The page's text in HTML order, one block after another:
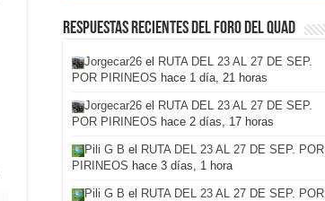
Respuestas recientes del foro del Quad
Jorgecar26 el RUTA DEL 23 AL 27 DE SEP.
POR PIRINEOS hace 1 día, 21 horas
Jorgecar26 el RUTA DEL 23 AL 27 DE SEP.
POR PIRINEOS hace 2 días, 17 horas
Pili G B el RUTA DEL 23 AL 27 DE SEP. POR
PIRINEOS hace 3 días, 1 hora
Pili G B el RUTA DEL 23 AL 27 DE SEP. POR